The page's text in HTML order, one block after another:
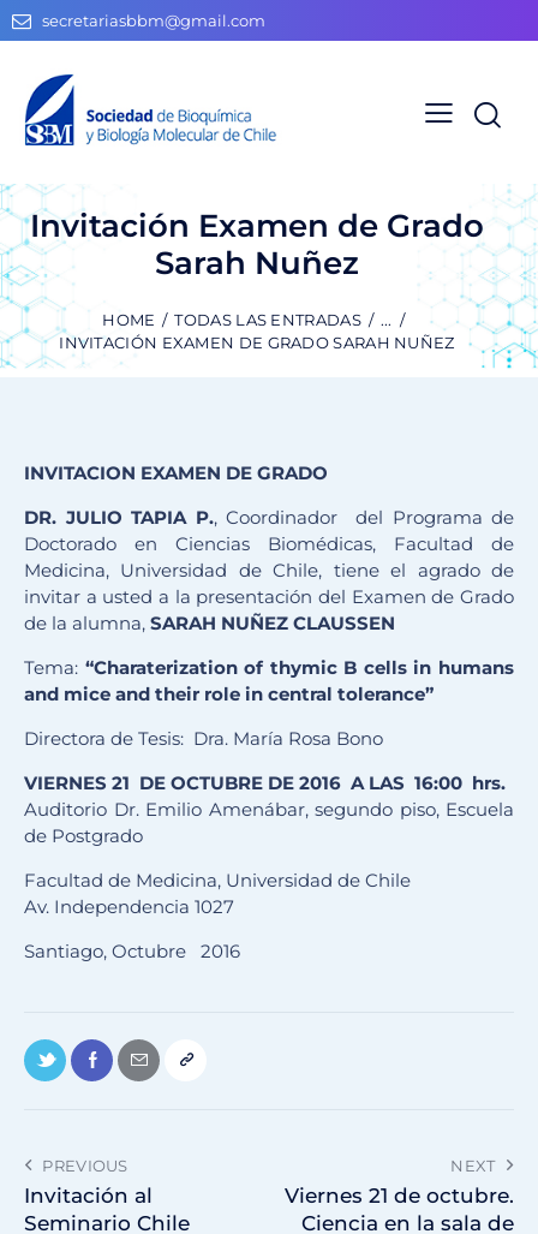
secretariasbbm@gmail.com
Invitación Examen de Grado
Sarah Nuñez
HOME TODAS LAS ENTRADAS
...
INVITACIÓN EXAMEN DE GRADO SARAH NUÑEZ
INVITACION EXAMEN DE GRADO
DR. JULIO TAPIA P., Coordinador del Programa de
Doctorado en Ciencias Biomédicas, Facultad de
Medicina, Universidad de Chile, tiene el agrado de
invitar a usted a la presentación del Examen de Grado
de la alumna, SARAH NUÑEZ CLAUSSEN
Tema: “Charaterization of thymic B cells in humans
and mice and their role in central tolerance”
Directora de Tesis: Dra. María Rosa Bono
VIERNES 21 DE OCTUBRE DE 2016 A LAS 16:00 hrs.
Auditorio Dr. Emilio Amenábar, segundo piso, Escuela
de Postgrado
Facultad de Medicina, Universidad de Chile
Av. Independencia 1027
Santiago, Octubre 2016
PREVIOUS
Invitación al
Seminario Chile
NEXT
Viernes 21 de octubre.
Ciencia en la sala de